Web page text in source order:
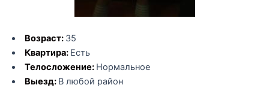
Возраст: 35
Квартира: Есть
Телосложение: Нормальное
Выезд: В любой район